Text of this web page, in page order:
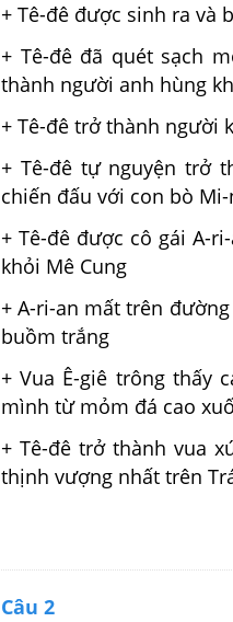
+ Tê-đê được sinh ra và
+ Tê-đê đã quét sạch
thành người anh hùng
+ Tê-đê trở thành người
+ Tê-đê tự nguyện trở
chiến đấu với con bò
+ Tê-đê được cô gái A-
khỏi Mê Cung
+ A-ri-an mất trên
buồm trắng
+ Vua Ê-giê trông thấy
mình từ mỏm đá cao
+ Tê-đê trở thành vua
thịnh vượng nhất trên
Câu 2